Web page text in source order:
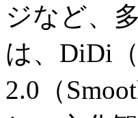
ジなど、
は、DiDi
2.0（